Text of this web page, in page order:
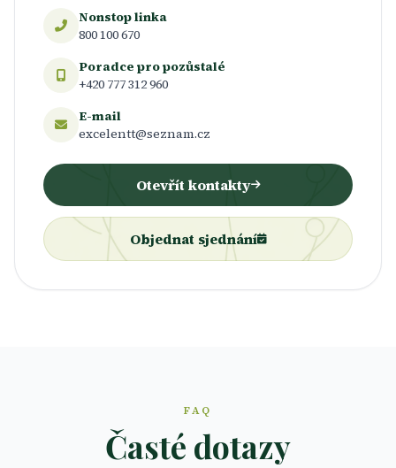
Nonstop linka
800 100 670
Poradce pro pozůstalé
+420 777 312 960
E-mail
excelentt@seznam.cz
Otevřít kontakty
Objednat sjednání
FAQ
Časté dotazy